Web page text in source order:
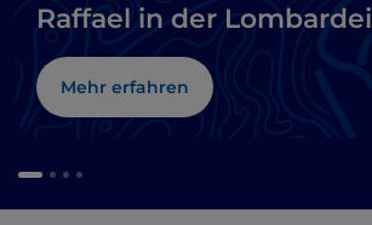
Raffael in der Lombardei
Mehr erfahren